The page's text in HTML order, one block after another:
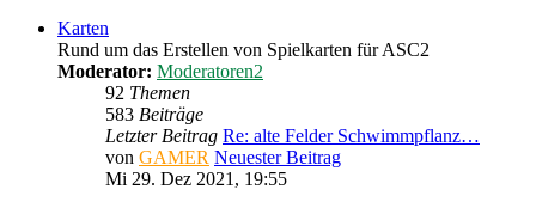
Karten
Rund um das Erstellen von Spielkarten für ASC2
Moderator: Moderatoren2
92 Themen
583 Beiträge
Letzter Beitrag Re: alte Felder Schwimmpflanz…
von GAMER Neuester Beitrag
Mi 29. Dez 2021, 19:55